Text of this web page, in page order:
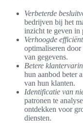
Verbeterde
bedrijven bij het
inzicht te geven in
Verhoogde
optimaliseren
van gegevens.
Betere
hun aanbod beter
van hun klanten.
Identificatie van
patronen te
ontdekken voor
diensten.